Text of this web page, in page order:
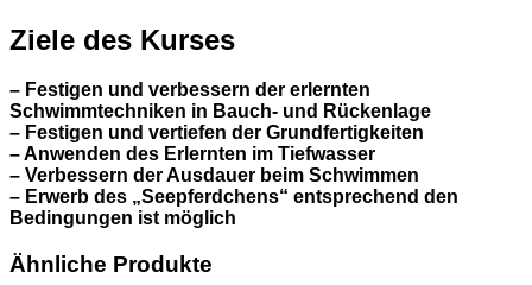
Ziele des Kurses
– Festigen und verbessern der erlernten
Schwimmtechniken in Bauch- und Rückenlage
– Festigen und vertiefen der Grundfertigkeiten
– Anwenden des Erlernten im Tiefwasser
– Verbessern der Ausdauer beim Schwimmen
– Erwerb des „Seepferdchens“ entsprechend den
Bedingungen ist möglich
Ähnliche Produkte